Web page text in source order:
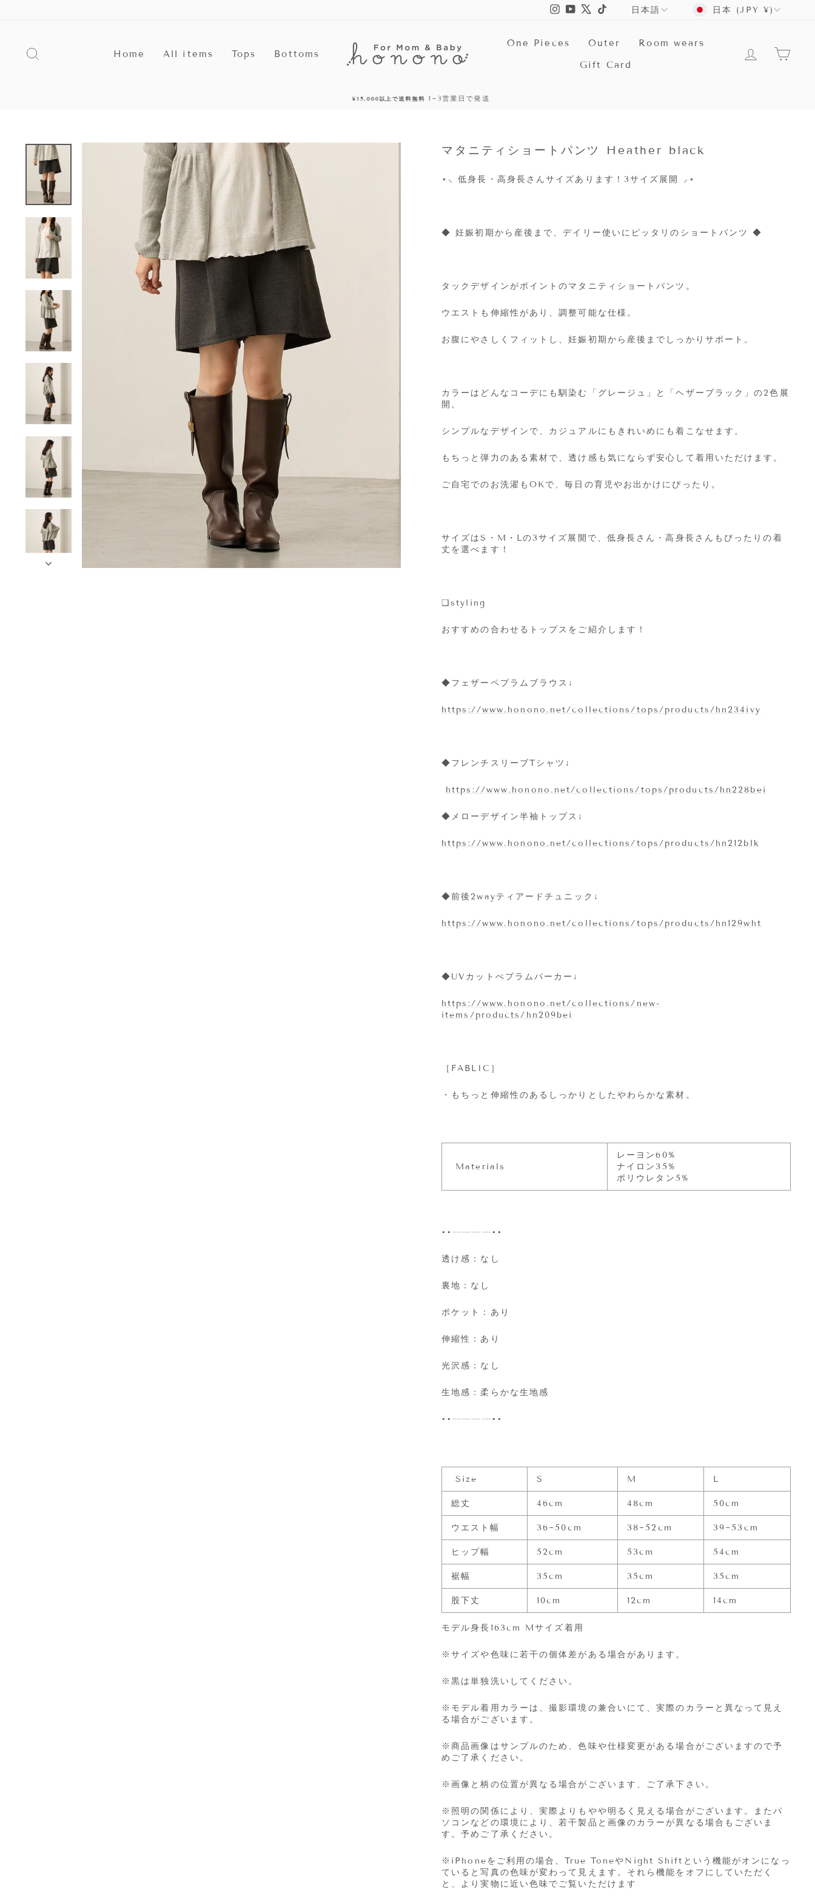
Instagram
YouTube TikTok言
日本語 日本 (JPY ¥)
Home All items Tops Bottoms
One Pieces Outer
Room wears
Gift Card
ログイン
¥15,000以上で送料無料 1~3営業日で発送
マタニティショートパンツ Heather black
⋆ ⸜ 低身長・高身長さんサイズあります！3サイズ展開 ⸝ ⋆
◆ 妊娠初期から産後まで、デイリー使いにピッタリのショートパンツ ◆
タックデザインがポイントのマタニティショートパンツ。
ウエストも伸縮性があり、調整可能な仕様。
お腹にやさしくフィットし、妊娠初期から産後までしっかりサポート。
カラーはどんなコーデにも馴染む「グレージュ」と「ヘザーブラック」の2色展
開。
シンプルなデザインで、カジュアルにもきれいめにも着こなせます。
もちっと弾力のある素材で、透け感も気にならず安心して着用いただけます。
ご自宅でのお洗濯もOKで、毎日の育児やお出かけにぴったり。
サイズはS・M・Lの3サイズ展開で、低身長さん・高身長さんもぴったりの着
丈を選べます！
❑styling
おすすめの合わせるトップスをご紹介します！
◆フェザーペプラムブラウス↓
https://www.honono.net/collections/tops/products/hn234ivy
◆フレンチスリーブTシャツ↓
https://www.honono.net/collections/tops/products/hn228bei
◆メローデザイン半袖トップス↓
https://www.honono.net/collections/tops/products/hn212blk
◆前後2wayティアードチュニック↓
https://www.honono.net/collections/tops/products/hn129wht
◆UVカットぺプラムパーカー↓
https://www.honono.net/collections/new-
items/products/hn209bei
［FABLIC］
・もちっと伸縮性のあるしっかりとしたやわらかな素材。
Materials
レーヨン60%
ナイロン35%
ポリウレタン5%
••┈┈┈┈••
透け感：なし
裏地：なし
ポケット：あり
伸縮性：あり
光沢感：なし
生地感：柔らかな生地感
••┈┈┈┈••
Size S M L
総丈 46cm 48cm 50cm
ウエスト幅 36~50cm 38~52cm 39~53cm
ヒップ幅 52cm 53cm 54cm
裾幅 35cm 35cm 35cm
股下丈 10cm 12cm 14cm
モデル身長163cm Mサイズ着用
※サイズや色味に若干の個体差がある場合があります。
※黒は単独洗いしてください。
※モデル着用カラーは、撮影環境の兼合いにて、実際のカラーと異なって見え
る場合がございます。
※商品画像はサンプルのため、色味や仕様変更がある場合がございますので予
めご了承ください。
※画像と柄の位置が異なる場合がございます、ご了承下さい。
※照明の関係により、実際よりもやや明るく見える場合がございます。またパ
ソコンなどの環境により、若干製品と画像のカラーが異なる場合もございま
す。予めご了承ください。
※iPhoneをご利用の場合、True ToneやNight Shift という機能がオンになっ
ていると写真の色味が変わって見えます。それら機能をオフにしていただく
と、より実物に近い色味でご覧いただけます